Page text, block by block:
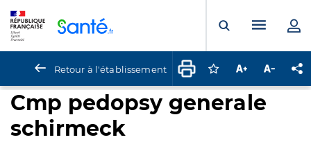
Ouvrir laMenu
Retour à l'établissement Connectez-vous
Augmenter la
Cmp pedopsy generale
schirmeck